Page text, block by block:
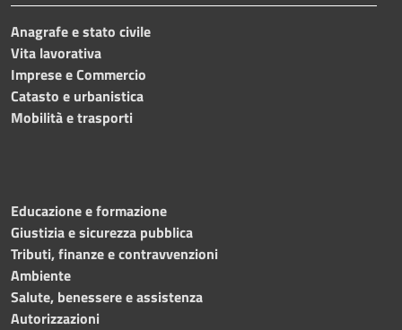
Anagrafe e stato civile
Vita lavorativa
Imprese e Commercio
Catasto e urbanistica
Mobilità e trasporti
Educazione e formazione
Giustizia e sicurezza pubblica
Tributi, finanze e contravvenzioni
Ambiente
Salute, benessere e assistenza
Autorizzazioni